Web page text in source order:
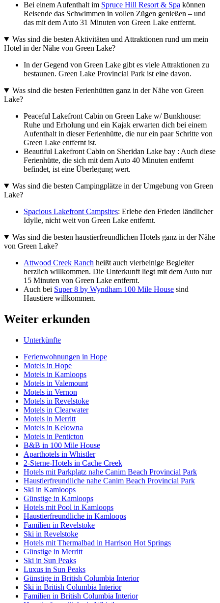
Bei einem Aufenthalt im Spruce Hill Resort & Spa können
Reisende das Schwimmen in vollen Zügen genießen – und
das mit dem Auto 31 Minuten von Green Lake entfernt.
Was sind die besten Aktivitäten und Attraktionen rund um mein
Hotel in der Nähe von Green Lake?
In der Gegend von Green Lake gibt es viele Attraktionen zu
bestaunen. Green Lake Provincial Park ist eine davon.
Was sind die besten Ferienhütten ganz in der Nähe von Green
Lake?
Peaceful Lakefront Cabin on Green Lake w/ Bunkhouse:
Ruhe und Erholung und ein Kajak erwarten dich bei einem
Aufenthalt in dieser Ferienhütte, die nur ein paar Schritte von
Green Lake entfernt ist.
Beautiful Lakefront Cabin on Sheridan Lake bay : Auch diese
Ferienhütte, die sich mit dem Auto 40 Minuten entfernt
befindet, ist eine Überlegung wert.
Was sind die besten Campingplätze in der Umgebung von Green
Lake?
Spacious Lakefront Campsites: Erlebe den Frieden ländlicher
Idylle, nicht weit von Green Lake entfernt.
Was sind die besten haustierfreundlichen Hotels ganz in der Nähe
von Green Lake?
Attwood Creek Ranch heißt auch vierbeinige Begleiter
herzlich willkommen. Die Unterkunft liegt mit dem Auto nur
15 Minuten von Green Lake entfernt.
Auch bei Super 8 by Wyndham 100 Mile House sind
Haustiere willkommen.
Weiter erkunden
Unterkünfte
Ferienwohnungen in Hope
Motels in Hope
Motels in Kamloops
Motels in Valemount
Motels in Vernon
Motels in Revelstoke
Motels in Clearwater
Motels in Merritt
Motels in Kelowna
Motels in Penticton
B&B in 100 Mile House
Aparthotels in Whistler
2-Sterne-Hotels in Cache Creek
Hotels mit Parkplatz nahe Canim Beach Provincial Park
Haustierfreundliche nahe Canim Beach Provincial Park
Ski in Kamloops
Günstige in Kamloops
Hotels mit Pool in Kamloops
Haustierfreundliche in Kamloops
Familien in Revelstoke
Ski in Revelstoke
Hotels mit Thermalbad in Harrison Hot Springs
Günstige in Merritt
Ski in Sun Peaks
Luxus in Sun Peaks
Günstige in British Columbia Interior
Ski in British Columbia Interior
Familien in British Columbia Interior